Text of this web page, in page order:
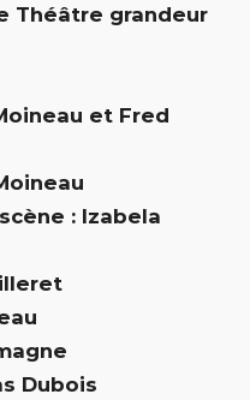
Théâtre grandeur
et Fred
: Izabela
Dubois